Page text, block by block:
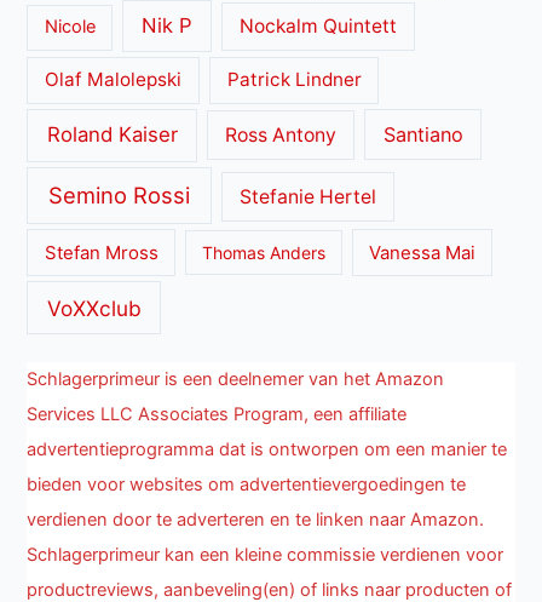
Nicole Nik P Nockalm Quintett
Olaf Malolepski Patrick Lindner
Roland Kaiser Ross Antony Santiano
Semino Rossi Stefanie Hertel
Stefan Mross Thomas Anders Vanessa Mai
VoXXclub
Schlagerprimeur is een deelnemer van het Amazon
Services LLC Associates Program, een affiliate
advertentieprogramma dat is ontworpen om een manier te
bieden voor websites om advertentievergoedingen te
verdienen door te adverteren en te linken naar Amazon.
Schlagerprimeur kan een kleine commissie verdienen voor
productreviews, aanbeveling(en) of links naar producten of